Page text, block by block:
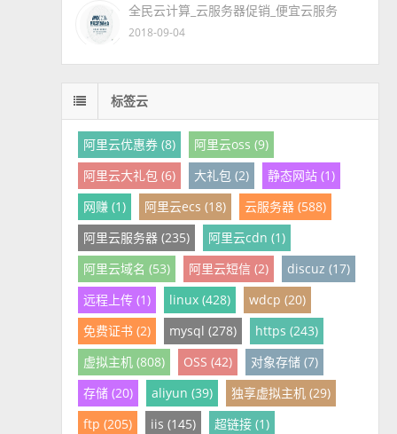
全民云计算_云服务器促销_便宜云服务
2018-09-04
标签云
阿里云优惠券 (8)
阿里云oss (9)
阿里云大礼包 (6)
大礼包 (2)
静态网站 (1)
网赚 (1)
阿里云ecs (18)
云服务器 (588)
阿里云服务器 (235)
阿里云cdn (1)
阿里云域名 (53)
阿里云短信 (2)
discuz (17)
远程上传 (1)
linux (428)
wdcp (20)
免费证书 (2)
mysql (278)
https (243)
虚拟主机 (808)
OSS (42)
对象存储 (7)
存储 (20)
aliyun (39)
独享虚拟主机 (29)
ftp (205)
iis (145) 超链接 (1)